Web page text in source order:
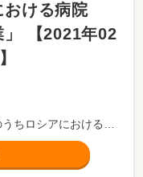
おける病院
」 【2021年02